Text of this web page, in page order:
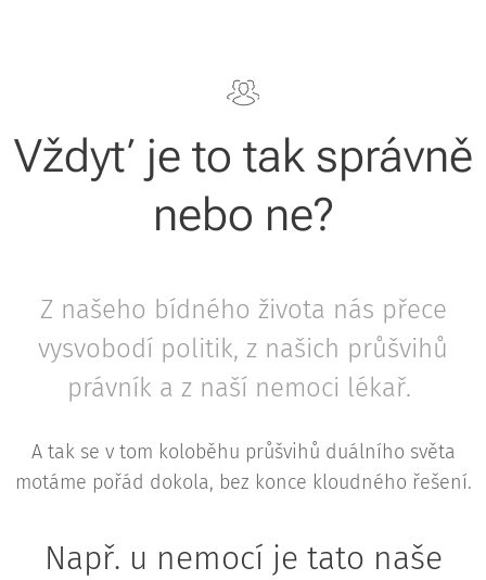
Vždyť je to tak správně
nebo ne?
Z našeho bídného života nás přece
vysvobodí politik, z našich průšvihů
právník a z naší nemoci lékař.
A tak se v tom koloběhu průšvihů duálního světa
motáme pořád dokola, bez konce kloudného řešení.
Např. u nemocí je tato naše